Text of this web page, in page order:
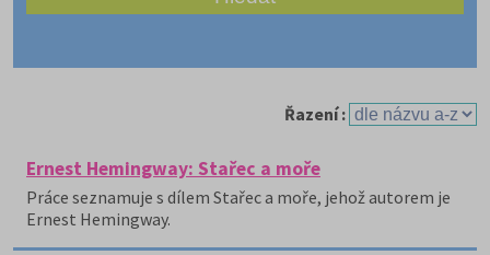
Řazení :
Ernest Hemingway: Stařec a moře
Práce seznamuje s dílem Stařec a moře, jehož autorem je
Ernest Hemingway.